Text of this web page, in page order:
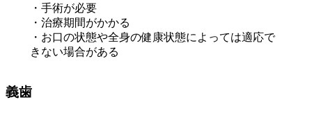
・手術が必要
・治療期間がかかる
・お口の状態や全身の健康状態によっては適応で
きない場合がある
義歯